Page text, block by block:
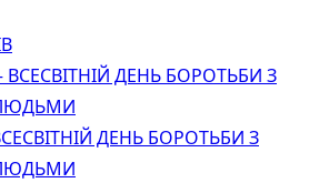
ДЕНЬ БОРОТЬБИ З